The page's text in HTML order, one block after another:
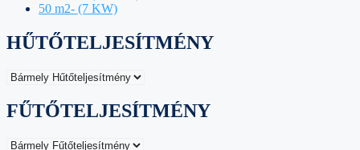
50 m2- (7 KW)
HŰTŐTELJESÍTMÉNY
FŰTŐTELJESÍTMÉNY